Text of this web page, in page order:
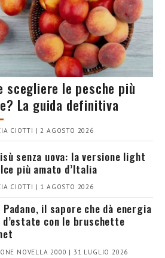
scegliere le pesche più
La guida definitiva
CIOTTI | 2 AGOSTO 2026
senza uova: la versione light
più amato d’Italia
CIOTTI | 1 AGOSTO 2026
Padano, il sapore che dà energia
d’estate con le bruschette
NOVELLA 2000 | 31 LUGLIO 2026